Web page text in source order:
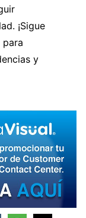
¡Sigue
y